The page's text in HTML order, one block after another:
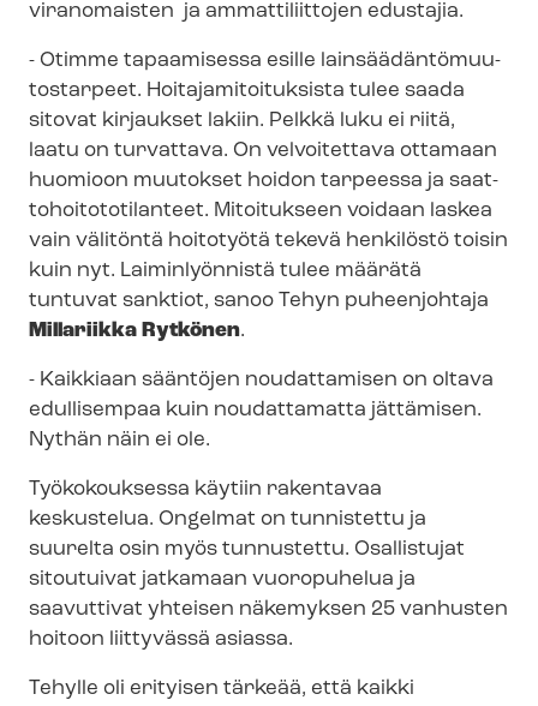
vi­ran­omais­ten ja ammattiliittojen edustajia.
- Otimme tapaamisessa esille lain­sää­dän­tö­muu­
tos­tar­peet. Hoi­ta­ja­mi­toi­tuk­sis­ta tulee saada
sitovat kirjaukset lakiin. Pelkkä luku ei riitä,
laatu on turvattava. On velvoitettava ottamaan
huomioon muutokset hoidon tarpeessa ja saat­
to­hoi­to­to­ti­lan­teet. Mitoitukseen voidaan laskea
vain välitöntä hoitotyötä tekevä henkilöstö toisin
kuin nyt. Laiminlyönnistä tulee määrätä
tuntuvat sanktiot, sanoo Tehyn puheenjohtaja
Millariikka Rytkönen.
- Kaikkiaan sääntöjen noudattamisen on oltava
edullisempaa kuin noudattamatta jättämisen.
Nythän näin ei ole.
Työkokouksessa käytiin rakentavaa
keskustelua. Ongelmat on tunnistettu ja
suurelta osin myös tunnustettu. Osallistujat
sitoutuivat jatkamaan vuoropuhelua ja
saavuttivat yhteisen näkemyksen 25 vanhusten
hoitoon liittyvässä asiassa.
Tehylle oli erityisen tärkeää, että kaikki